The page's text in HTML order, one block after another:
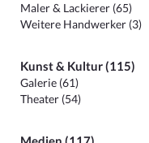
Maler & Lackierer (65)
Weitere Handwerker (3)
Kunst & Kultur (115)
Galerie (61)
Theater (54)